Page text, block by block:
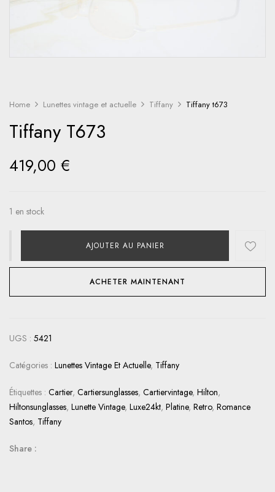
Home Lunettes vintage et actuelle Tiffany Tiffany t673
Tiffany T673
419,00 €
1 en stock
AJOUTER AU PANIER
ACHETER MAINTENANT
UGS : 5421
Catégories : Lunettes Vintage Et Actuelle, Tiffany
Étiquettes : Cartier, Cartiersunglasses, Cartiervintage, Hilton,
Hiltonsunglasses, Lunette Vintage, Luxe24kt, Platine, Retro, Romance
Santos, Tiffany
Share :